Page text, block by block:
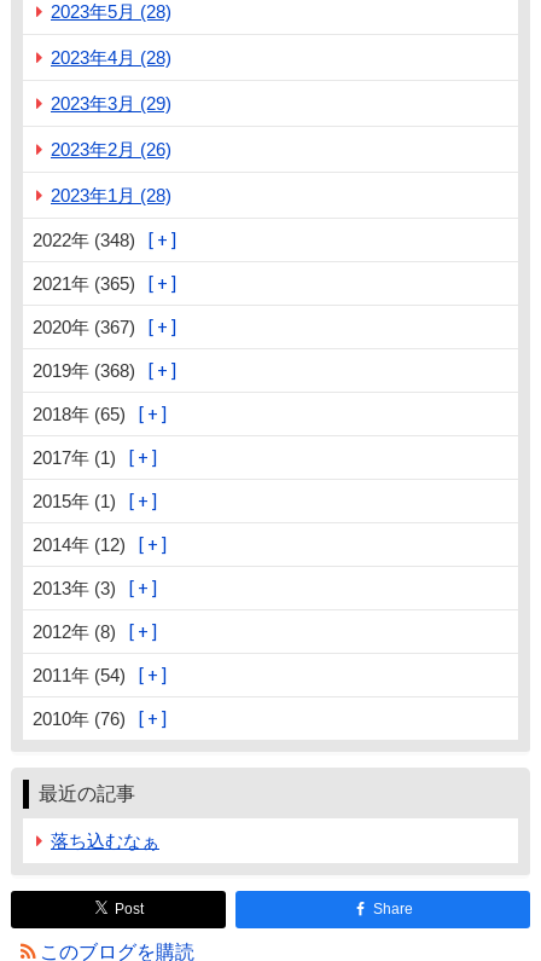
2023年5月 (28)
2023年4月 (28)
2023年3月 (29)
2023年2月 (26)
2023年1月 (28)
2022年 (348)
2021年 (365)
2020年 (367)
2019年 (368)
2018年 (65)
2017年 (1)
2015年 (1)
2014年 (12)
2013年 (3)
2012年 (8)
2011年 (54)
2010年 (76)
最近の記事
落ち込むなぁ
Post Share
このブログを購読